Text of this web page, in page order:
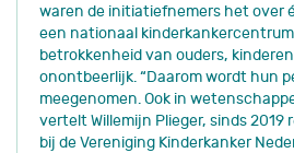
waren de initiatiefnemers het over
een nationaal
betrokkenheid van ouders,
onontbeerlijk. “Daarom wordt hun
meegenomen. Ook in
vertelt Willemijn Plieger, sinds
bij de Vereniging Kinderkanker